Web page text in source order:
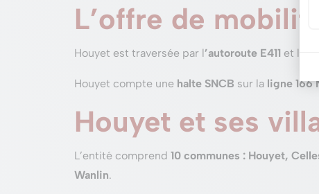
L’offre de
Houyet est traversée par l’autoroute E411 et les
Houyet compte une halte SNCB sur la ligne 166
Houyet et ses
L’entité comprend 10 communes : Houyet,
Wanlin.